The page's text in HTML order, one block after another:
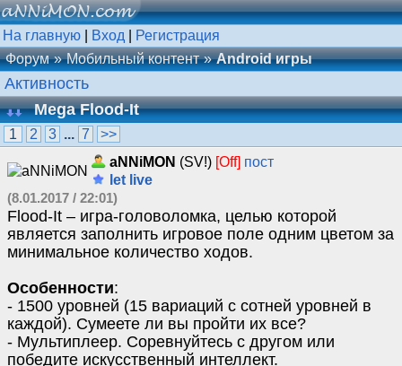
На главную Вход
Регистрация
Форум
Мобильный контент Android игры
Активность
Mega Flood-It
1 2 3 ... 7
>>
aNNiMON (SV!) [Off] пост
let live
(8.01.2017 / 22:01)
Flood-It – игра-головоломка, целью которой
является заполнить игровое поле одним цветом за
минимальное количество ходов.
Особенности:
- 1500 уровней (15 вариаций с сотней уровней в
каждой). Сумеете ли вы пройти их все?
- Мультиплеер. Соревнуйтесь с другом или
победите искусственный интеллект.